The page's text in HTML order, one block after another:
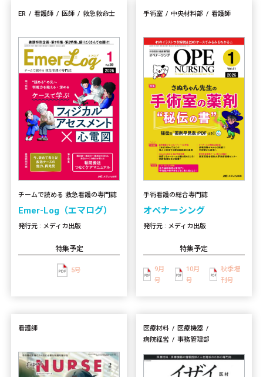
ER 看護師 医師 救急救命士
チームで読める 救急看護の専門誌
Emer-Log（エマログ）
発行元 : メディカ出版
特集予定
5号
手術室 中央材料部 看護師
手術看護の総合専門誌
オペナーシング
発行元 : メディカ出版
特集予定
9月
号
10月
号
秋季増
刊号
看護師 医療材料
医療機器
病院経営
事務管理部